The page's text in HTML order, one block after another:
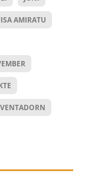
AMIRATU
VENTADORN